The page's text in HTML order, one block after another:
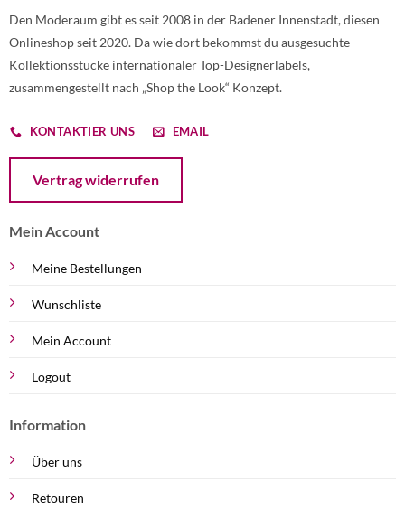
Den Moderaum gibt es seit 2008 in der Badener Innenstadt, diesen
Onlineshop seit 2020. Da wie dort bekommst du ausgesuchte
Kollektionsstücke internationaler Top-Designerlabels,
zusammengestellt nach „Shop the Look“ Konzept.
KONTAKTIER UNS EMAIL
Vertrag widerrufen
Mein Account
Meine Bestellungen
Wunschliste
Mein Account
Logout
Information
Über uns
Retouren